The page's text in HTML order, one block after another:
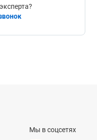
Мы в соцсетях